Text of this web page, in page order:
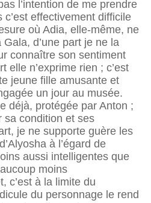
l’intention de me prendre
c’est effectivement difficile
où Adia, elle-même, ne
Gala, d’une part je ne la
connaître son sentiment
elle n’exprime rien ; c’est
jeune fille amusante et
un jour au musée.
déjà, protégée par Anton ;
sa condition et ses
je ne supporte guère les
à l’égard de
aussi intelligentes que
moins
c’est à la limite du
du personnage le rend